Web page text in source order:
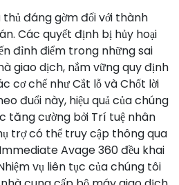
thủ đáng gờm đối với thành
Các quyết định bị hủy hoại
đỉnh điểm trong những sai
giao dịch, nắm vững quy định
cơ chế như Cắt lỗ và Chốt lời
đuổi này, hiệu quả của chúng
tăng cường bởi Trí tuệ nhân
trợ có thể truy cập thông qua
Avage 360 đều khai
vụ liên tục của chúng tôi